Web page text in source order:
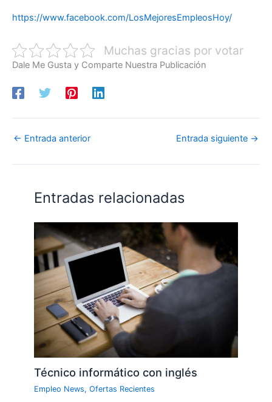
https://www.facebook.com/LosMejoresEmpleosHoy/
Muchas gracias por votar
Dale Me Gusta y Comparte Nuestra Publicación
← Entrada anterior Entrada siguiente →
Entradas relacionadas
Técnico informático con inglés
Empleo News,Ofertas Recientes